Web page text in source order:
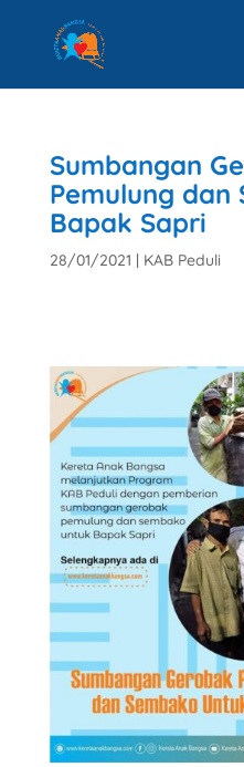
Sumbangan
Pemulung dan
Bapak Sapri
28/01/2021 | KAB Peduli